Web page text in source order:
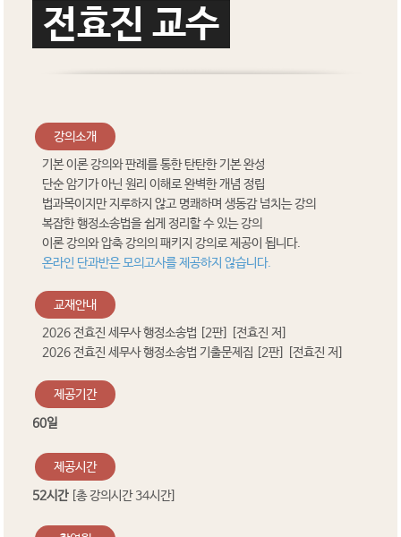
전효진 교수
강의소개
기본 이론 강의와 판례를 통한 탄탄한 기본 완성
단순 암기가 아닌 원리 이해로 완벽한 개념 정립
법과목이지만 지루하지 않고 명쾌하며 생동감 넘치는 강의
복잡한 행정소송법을 쉽게 정리할 수 있는 강의
이론 강의와 압축 강의의 패키지 강의로 제공이 됩니다.
온라인 단과반은 모의고사를 제공하지 않습니다.
교재안내
2026 전효진 세무사 행정소송법 [2판] [전효진 저]
2026 전효진 세무사 행정소송법 기출문제집 [2판] [전효진 저]
제공기간
60일
제공시간
52시간[총 강의시간 34시간]